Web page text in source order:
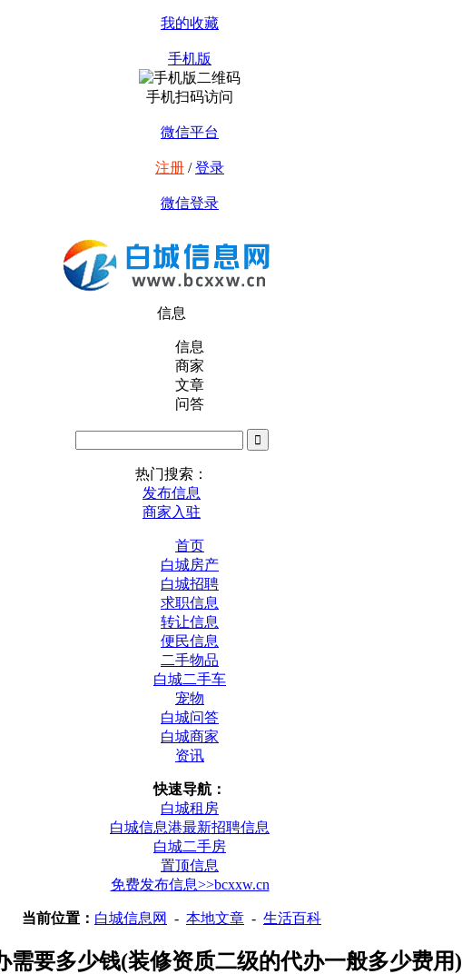
我的收藏
手机版
手机扫码访问
微信平台
注册 /登录
微信登录
信息
信息
商家
文章
问答
热门搜索：
发布信息
商家入驻
首页
白城房产
白城招聘
求职信息
转让信息
便民信息
二手物品
白城二手车
宠物
白城问答
白城商家
资讯
快速导航：
白城租房
白城信息港最新招聘信息
白城二手房
置顶信息
免费发布信息>>bcxxw.cn
当前位置： 白城信息网 - 本地文章 - 生活百科
需要多少钱(装修资质二级的代办一般多少费用)